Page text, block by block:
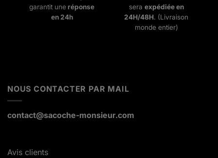
garantit une réponse
en 24h
sera expédiée en
24H/48H. (Livraison
monde entier)
NOUS CONTACTER PAR MAIL
contact@sacoche-monsieur.com
Avis clients